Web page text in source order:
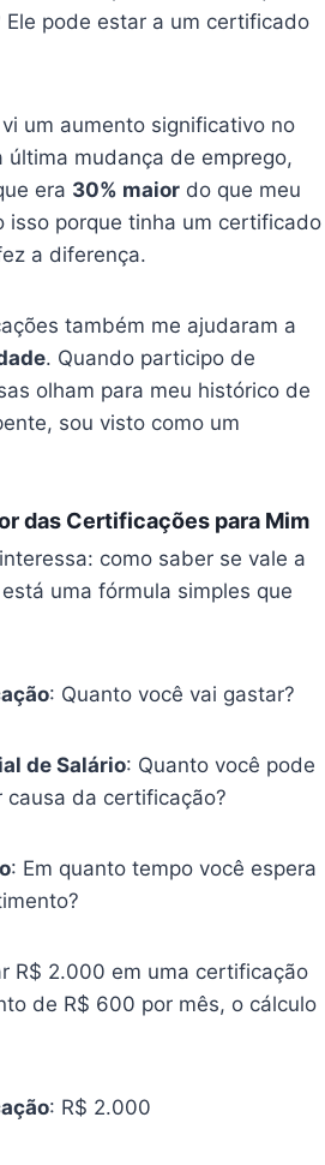
Ele pode estar a um certificado
um aumento significativo no
última mudança de emprego,
era 30% maior do que meu
isso porque tinha um certificado
a diferença.
também me ajudaram a
. Quando participo de
olham para meu histórico de
sou visto como um
das Certificações para Mim
como saber se vale a
uma fórmula simples que
: Quanto você vai gastar?
de Salário: Quanto você pode
causa da certificação?
: Em quanto tempo você espera
R$ 2.000 em uma certificação
de R$ 600 por mês, o cálculo
: R$ 2.000